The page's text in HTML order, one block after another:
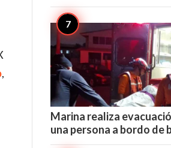
,
Marina realiza
una persona a bordo de